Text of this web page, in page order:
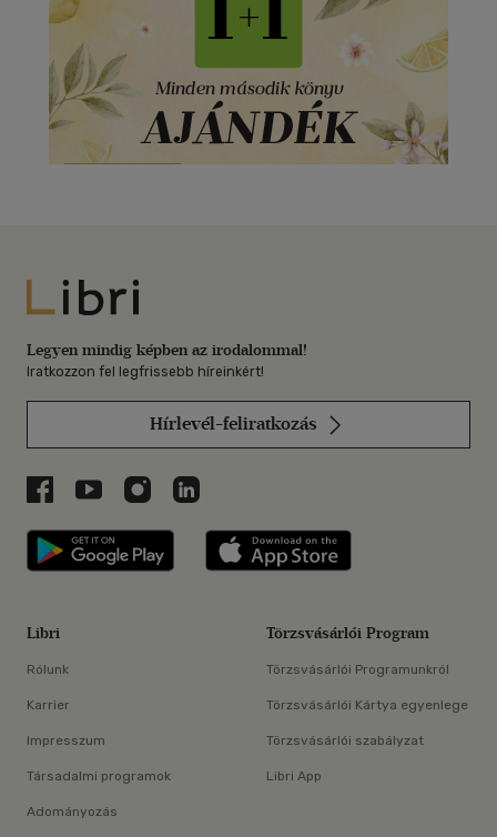
Libri
Legyen mindig képben az irodalommal!
Iratkozzon fel legfrissebb híreinkért!
Hírlevél-feliratkozás
Libri a Facebookon
Libri a Youtube-on
Libri az Instagramon
Libri a LinkedInen
Libri applikáció Szerezd meg: Google
Libri
Rólunk
Karrier
Impresszum
Társadalmi programok
Adományozás
Törzsvásárlói Program
Törzsvásárlói Programunkról
Törzsvásárlói Kártya egyenlege
Törzsvásárlói szabályzat
Libri App